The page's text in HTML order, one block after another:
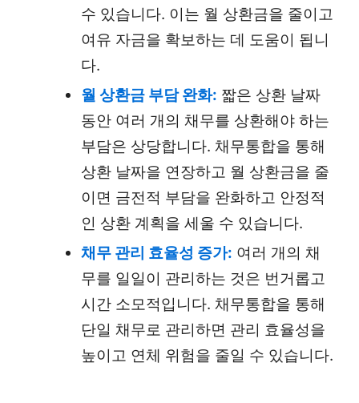
수 있습니다. 이는 월 상환금을 줄이고
여유 자금을 확보하는 데 도움이 됩니
다.
월 상환금 부담 완화: 짧은 상환 날짜
동안 여러 개의 채무를 상환해야 하는
부담은 상당합니다. 채무통합을 통해
상환 날짜을 연장하고 월 상환금을 줄
이면 금전적 부담을 완화하고 안정적
인 상환 계획을 세울 수 있습니다.
채무 관리 효율성 증가: 여러 개의 채
무를 일일이 관리하는 것은 번거롭고
시간 소모적입니다. 채무통합을 통해
단일 채무로 관리하면 관리 효율성을
높이고 연체 위험을 줄일 수 있습니다.